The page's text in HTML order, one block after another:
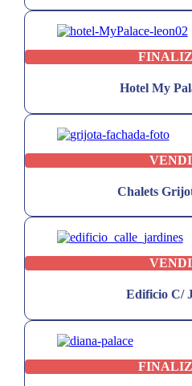
Hotel My
Chalets
Edificio C/